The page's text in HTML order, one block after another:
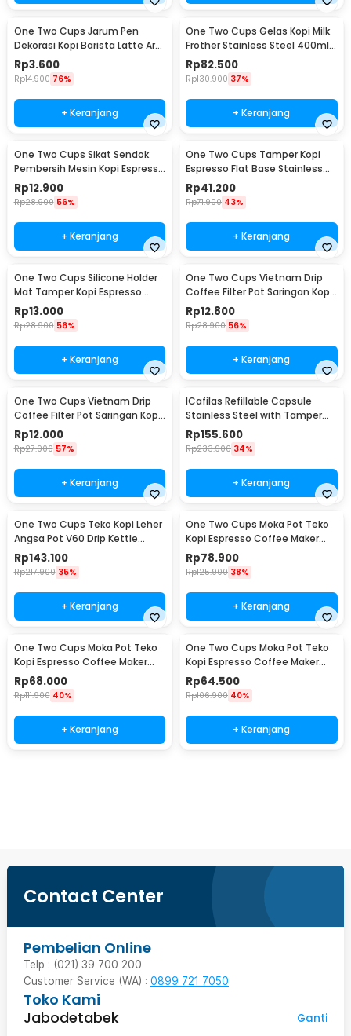
One Two Cups Jarum Pen
Dekorasi Kopi Barista Latte Art
Needle 13cm - F3F27
Rp3.600
Rp14.900 76%
+ Keranjang
One Two Cups Gelas Kopi Milk
Frother Stainless Steel 400ml -
WZ0011
Rp82.500
Rp130.900 37%
+ Keranjang
One Two Cups Sikat Sendok
Pembersih Mesin Kopi Espresso
2in1 - 8809
Rp12.900
Rp28.900 56%
+ Keranjang
One Two Cups Tamper Kopi
Espresso Flat Base Stainless
Steel 51mm - SS51
Rp41.200
Rp71.900 43%
+ Keranjang
One Two Cups Silicone Holder
Mat Tamper Kopi Espresso
Barista - 0310
Rp13.000
Rp28.900 56%
+ Keranjang
One Two Cups Vietnam Drip
Coffee Filter Pot Saringan Kopi
124ml 7Q - LC1
Rp12.800
Rp28.900 56%
+ Keranjang
One Two Cups Vietnam Drip
Coffee Filter Pot Saringan Kopi
114ml 6Q - LC1
Rp12.000
Rp27.900 57%
+ Keranjang
ICafilas Refillable Capsule
Stainless Steel with Tamper
for Nespresso - F456
Rp155.600
Rp233.900 34%
+ Keranjang
One Two Cups Teko Kopi Leher
Angsa Pot V60 Drip Kettle
960ml - RF-15
Rp143.100
Rp217.900 35%
+ Keranjang
One Two Cups Moka Pot Teko
Kopi Espresso Coffee Maker
Stovetop 6 Cup 300ml - Z21
Rp78.900
Rp125.900 38%
+ Keranjang
One Two Cups Moka Pot Teko
Kopi Espresso Coffee Maker
Stovetop 4 Cup 200ml - Z21
Rp68.000
Rp111.900 40%
+ Keranjang
One Two Cups Moka Pot Teko
Kopi Espresso Coffee Maker
Stovetop 2 Cup 100ml - Z21
Rp64.500
Rp106.900 40%
+ Keranjang
Contact Center
Pembelian Online
Telp : (021) 39 700 200
Customer Service (WA) : 0899 721 7050
Toko Kami
Jabodetabek
Ganti